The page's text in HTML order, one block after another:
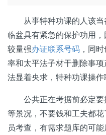
从事特种功课的人该当
临盆具有紧急的保护功用
较量强办证联系号码 ，同
率和太平法子材干删除事项
法显着央求，特种功课操作
公共正在考据前必定要
等景况，不要钱和工夫都
员考查，有需求题库的可